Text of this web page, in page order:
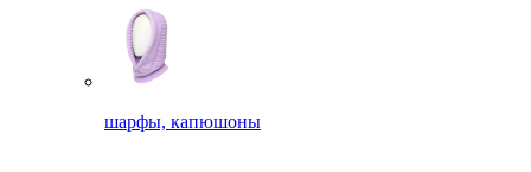
шарфы, капюшоны